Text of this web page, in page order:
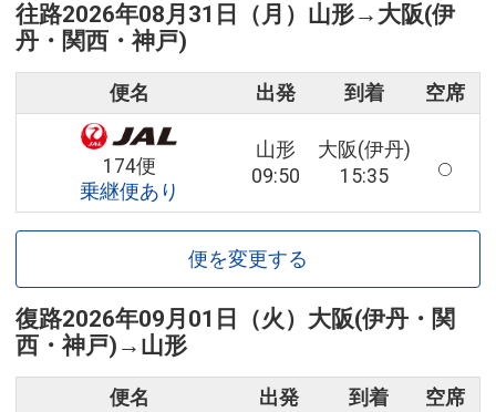
往路2026年08月31日（月） 山形→ 大阪(伊
丹・関西・神戸)
便名 出発 到着 空席
174便
乗継便あり
山形
09:50
大阪(伊丹)
15:35
便を変更する
復路2026年09月01日（火） 大阪(伊丹・関
西・神戸) → 山形
便名 出発 到着 空席